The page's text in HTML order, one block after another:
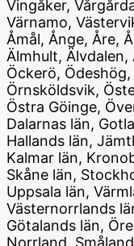
Vingåker,
Värnamo,
Åmål, Ånge, Åre,
Älmhult, Älvdalen,
Öckerö,
Örnsköldsvik,
Östra Göinge,
Dalarnas län,
Hallands län,
Kalmar län,
Skåne län,
Uppsala län,
Västernorrlands
Götalands län,